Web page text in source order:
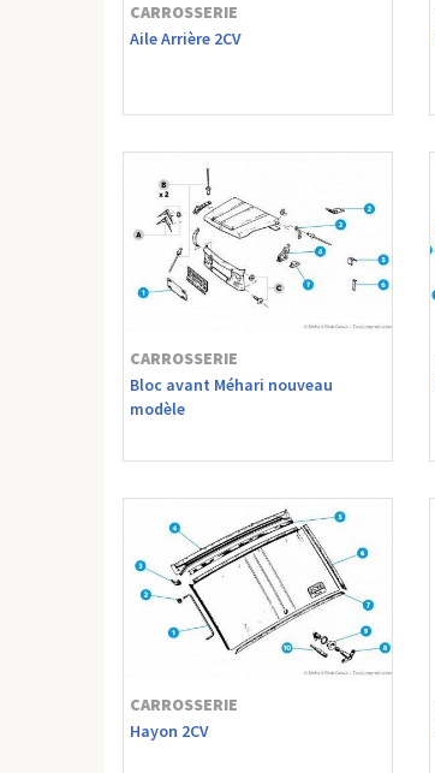
CARROSSERIE
Aile Arrière 2CV
CARROSSERIE
Bloc avant Méhari nouveau
modèle
CARROSSERIE
Hayon 2CV